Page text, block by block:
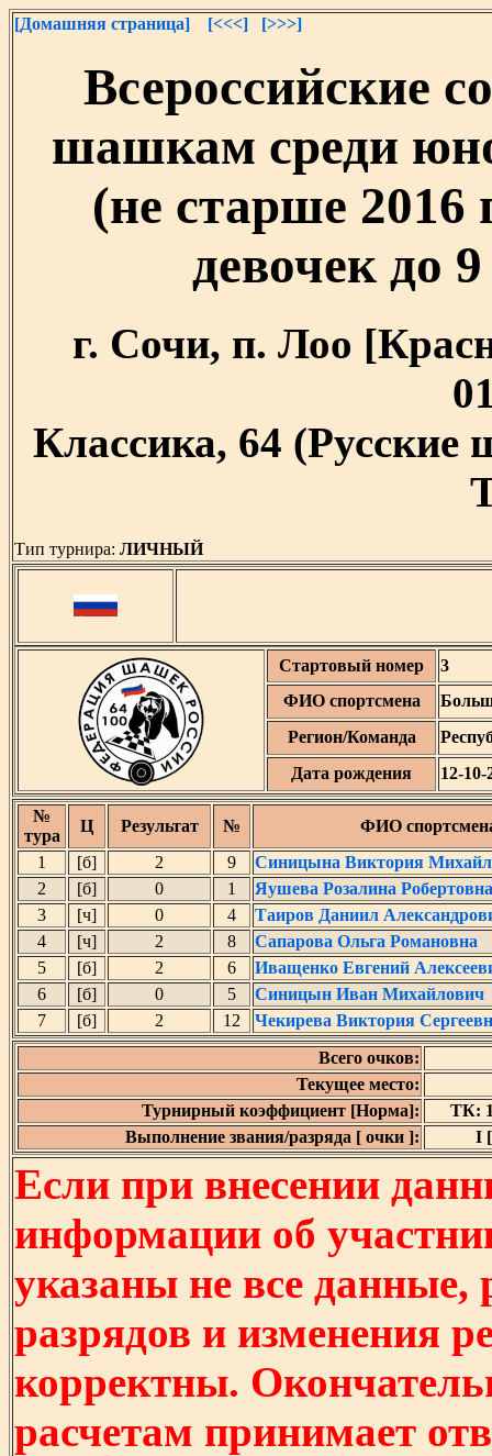
[Домашняя страница] [<<<] [>>>]
Всероссийские
шашкам среди
(не старше 2016
девочек до
г. Сочи, п. Лоо
Классика, 64
Тип турнира: ЛИЧНЫЙ
Стартовый номер
3
ФИО спортсмена
Регион/Команда
Дата рождения
12-10-
№
тура
Ц Результат №
ФИО
1
[б] 2 9
Синицына Виктория
2
[б] 0 1
Яушева Розалина Робертовна
3
[ч] 0 4
Таиров Даниил
4
[ч] 2 8
Сапарова Ольга Романовна
5
[б] 2 6
Иващенко Евгений
6
[б] 0 5
Синицын Иван Михайлович
7
[б] 2 12
Чекирева Виктория
Всего очков:
Текущее место:
Турнирный коэффициент [Норма]:
ТК:
Выполнение звания/разряда [ очки ]:
I
Если при внесении
информации об
указаны не все
разрядов и изменения
корректны.
расчетам принимает